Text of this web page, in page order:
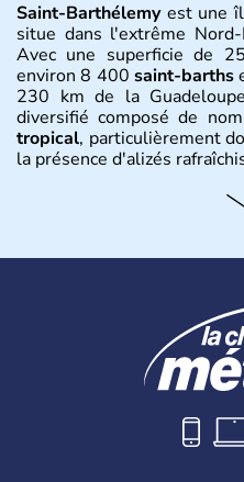
Saint-Barthélemyest une
situe dans l'extrême
Avec une superficie de
environ 8 400 saint-barths
230 km de la
diversifié composé de
tropical, particulièrement
la présence d'alizés
Histoire et
Barthélemyen 1493 et qui
espagnols, l'île a ensuite
partir de 1648. En 1784,
rattachée à la
officiellement une
suite au référendum du 7